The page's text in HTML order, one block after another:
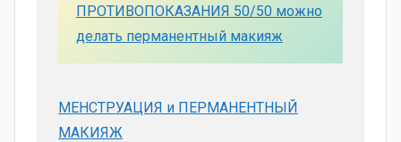
ПРОТИВОПОКАЗАНИЯ 50/50 можно
делать перманентный макияж
МЕНСТРУАЦИЯ и ПЕРМАНЕНТНЫЙ
МАКИЯЖ